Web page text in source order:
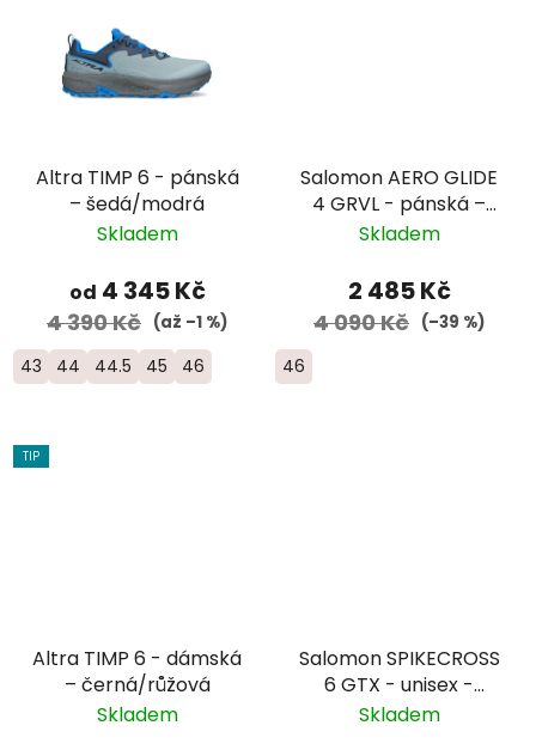
Altra TIMP 6 - pánská
– šedá/modrá
Skladem
od 4 345 Kč
4 390 Kč (až –1 %)
43 44 44.5 45 46
Salomon AERO GLIDE
4 GRVL - pánská –
hnědá/bílá
Skladem
2 485 Kč
4 090 Kč (–39 %)
46
TIP
Altra TIMP 6 - dámská
– černá/růžová
Skladem
Salomon SPIKECROSS
6 GTX - unisex -
černá/červená/bílá
Skladem